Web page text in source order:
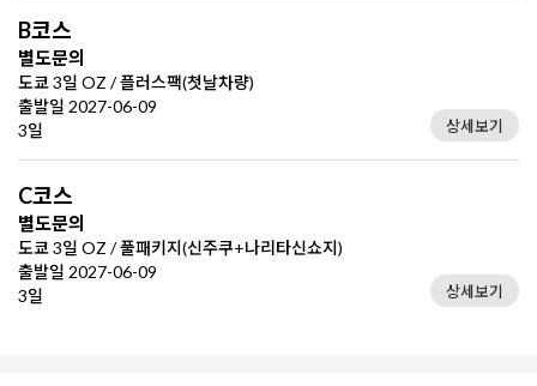
B코스
별도문의
도쿄 3일 OZ / 플러스팩(첫날차량)
출발일 2027-06-09
3일
상세보기
C코스
별도문의
도쿄 3일 OZ / 풀패키지(신주쿠+나리타신쇼지)
출발일 2027-06-09
3일
상세보기